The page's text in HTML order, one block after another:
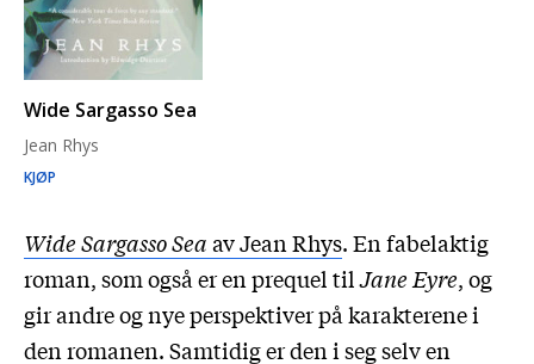
Wide Sargasso Sea
Jean Rhys
KJØP
Wide Sargasso Seaav Jean Rhys. En fabelaktig
roman, som også er en prequel tilJane Eyre, og
gir andre og nye perspektiver på karakterene i
den romanen. Samtidig er den i seg selv en